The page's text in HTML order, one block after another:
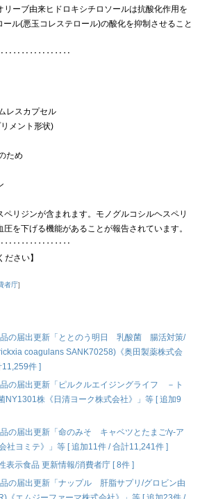
ーブ由来ヒドロキシチロソールは抗酸化作用を
ル(悪玉コレステロール)の酸化を抑制させること
レスカプセル
メント形状)
ため
リジンが含まれます。モノグルコシルヘスペリ
を下げる機能があることが報告されています。
ださい】
者庁
の届出更新「ととのう明日 乳酸菌 腸活対策/
coagulans SANK70258)《奥田製薬株式会
11,259件 ]
の届出更新「ピルクルエイジングライフ －ト
NY1301株《日清ヨーク株式会社》」等 [ 追加9
の届出更新「命のみそ キャベツとたまご/γ-ア
社ヨミテ》」等 [ 追加11件 / 合計11,241件 ]
表示食品 更新情報/消費者庁 [ 8件 ]
の届出更新「ナップル 肝脂サプリ/グロビン由